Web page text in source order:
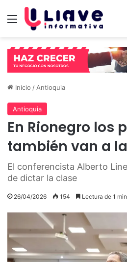
Menú
Inicio / Antioquia
Antioquia
En Rionegro los
también van a
El conferencista Alberto
de dictar la clase
26/04/2026 154 Lectura de 1